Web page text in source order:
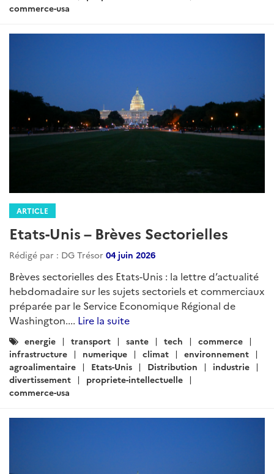
commerce-usa
ARTICLE
Etats-Unis – Brèves Sectorielles
Rédigé par : DG Trésor 04 juin 2026
Brèves sectorielles des Etats-Unis : la lettre d’actualité
hebdomadaire sur les sujets sectoriels et commerciaux
préparée par le Service Economique Régional de
Washington.... Lire la suite
Catégories
:
energie transport sante tech
commerce
infrastructure
numerique climat
environnement
agroalimentaire
Etats-Unis Distribution
industrie
divertissement
propriete-intellectuelle
commerce-usa